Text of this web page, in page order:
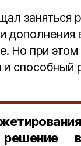
заняться
дополнения
Но при
и способный